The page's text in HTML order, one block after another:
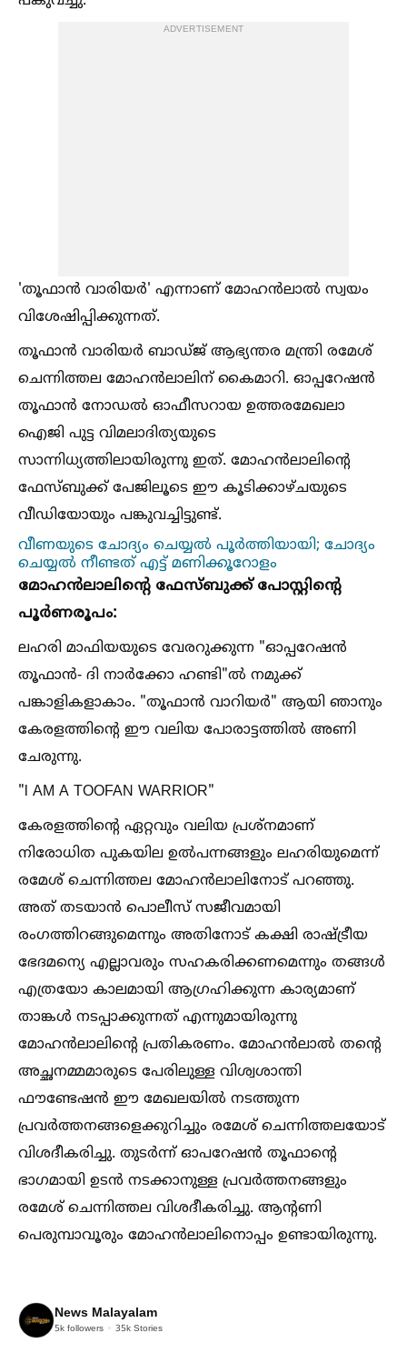
ADVERTISEMENT
'തൂഫാൻ വാരിയർ' എന്നാണ് മോഹൻലാല്‍ സ്വയം
വിശേഷിപ്പിക്കുന്നത്.
തൂഫാന്‍ വാരിയര്‍ ബാഡ്ജ് ആഭ്യന്തര മന്ത്രി രമേശ്
ചെന്നിത്തല മോഹന്‍ലാലിന് കൈമാറി. ഓപ്പറേഷന്‍
തൂഫാന്‍ നോഡല്‍ ഓഫീസറായ ഉത്തരമേഖലാ
ഐജി പുട്ട വിമലാദിത്യയുടെ
സാന്നിധ്യത്തിലായിരുന്നു ഇത്. മോഹന്‍ലാലിന്‍റെ
ഫേസ്ബുക്ക് പേജിലൂടെ ഈ കൂടിക്കാഴ്ചയുടെ
വീഡിയോയും പങ്കുവച്ചിട്ടുണ്ട്.
വീണയുടെ ചോദ്യം ചെയ്യല്‍ പൂർത്തിയായി; ചോദ്യം
ചെയ്യല്‍ നീണ്ടത് എട്ട് മണിക്കൂറോളം
മോഹൻലാലിൻ്റെ ഫേസ്ബുക്ക് പോസ്റ്റിൻ്റെ
പൂർണരൂപം:
ലഹരി മാഫിയയുടെ വേരറുക്കുന്ന "ഓപ്പറേഷൻ
തൂഫാൻ- ദി നാർക്കോ ഹണ്ടി"ല്‍ നമുക്ക്
പങ്കാളികളാകാം. "തൂഫാൻ വാറിയർ" ആയി ഞാനും
കേരളത്തിൻ്റെ ഈ വലിയ പോരാട്ടത്തില്‍ അണി
ചേരുന്നു.
"l AM A TOOFAN WARRIOR"
കേരളത്തിന്‍റെ ഏറ്റവും വലിയ പ്രശ്നമാണ്
നിരോധിത പുകയില ഉല്‍പന്നങ്ങളും ലഹരിയുമെന്ന്
രമേശ് ചെന്നിത്തല മോഹന്‍ലാലിനോട് പറഞ്ഞു.
അത് തടയാന്‍ പൊലീസ് സജീവമായി
രംഗത്തിറങ്ങുമെന്നും അതിനോട് കക്ഷി രാഷ്ട്രീയ
ഭേദമന്യെ എല്ലാവരും സഹകരിക്കണമെന്നും തങ്ങള്‍
എത്രയോ കാലമായി ആഗ്രഹിക്കുന്ന കാര്യമാണ്
താങ്കള്‍ നടപ്പാക്കുന്നത് എന്നുമായിരുന്നു
മോഹന്‍ലാലിന്‍റെ പ്രതികരണം. മോഹന്‍ലാല്‍ തന്‍റെ
അച്ഛനമ്മമാരുടെ പേരിലുള്ള വിശ്വശാന്തി
ഫൗണ്ടേഷന്‍ ഈ മേഖലയില്‍ നടത്തുന്ന
പ്രവര്‍ത്തനങ്ങളെക്കുറിച്ചും രമേശ് ചെന്നിത്തലയോട്
വിശദീകരിച്ചു. തുടര്‍ന്ന് ഓപറേഷന്‍ തൂഫാന്‍റെ
ഭാഗമായി ഉടന്‍ നടക്കാനുള്ള പ്രവര്‍ത്തനങ്ങളും
രമേശ് ചെന്നിത്തല വിശദീകരിച്ചു. ആന്‍റണി
പെരുമ്പാവൂരും മോഹന്‍ലാലിനൊപ്പം ഉണ്ടായിരുന്നു.
News Malayalam
5k followers 35k Stories